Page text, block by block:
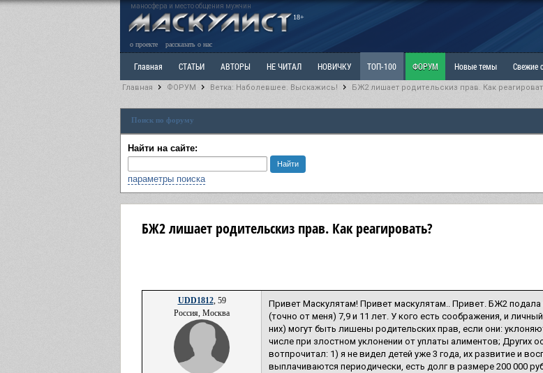
маносфера и место общения мужчин
18+
о проекте рассказать о нас
Главная СТАТЬИ АВТОРЫ НЕ ЧИТАЛ НОВИЧКУ ТОП-100 ФОРУМ Новые темы Свежие
Ветка: Наболевшее. Выскажись! РАЗДЕЛ: Мы и Женщины
РАЗДЕЛ: Разное
Главная ФОРУМ Ветка: Наболевшее. Выскажись! БЖ2 лишает родительскиз прав. Как
Поиск по форуму
Найти на сайте:
параметры поиска
БЖ2 лишает родительскиз прав. Как реагировать?
UDD1812, 59
Россия, Москва
Привет Маскулятам! Привет маскулятам.. Привет. БЖ2
(точно от меня) 7,9 и 11 лет. У кого есть соображения, и
них) могут быть лишены родительских прав, если они:
числе при злостном уклонении от уплаты алиментов; Других
вотпрочитал: 1) я не видел детей уже 3 года, их развитие и
выплачиваются периодически, есть долг в размере 200 000